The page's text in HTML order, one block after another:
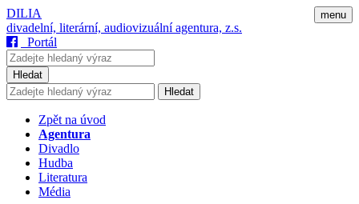
menu
DILIA
divadelní, literární, audiovizuální agentura, z.s.
Portál
Hledat
Hledat
Zpět na úvod
Agentura
Divadlo
Hudba
Literatura
Média